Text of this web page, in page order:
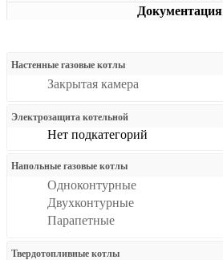
Документация
Настенные газовые котлы
Закрытая камера
Электрозащита котельной
Нет подкатегорий
Напольные газовые котлы
Одноконтурные
Двухконтурные
Парапетные
Твердотопливные котлы